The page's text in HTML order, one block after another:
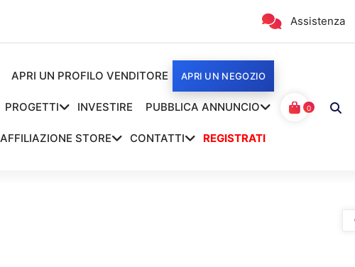
Assistenza
APRI UN PROFILO VENDITORE APRI UN NEGOZIO
PROGETTI INVESTIRE PUBBLICA ANNUNCIO
AFFILIAZIONE STORE CONTATTI REGISTRATI
0